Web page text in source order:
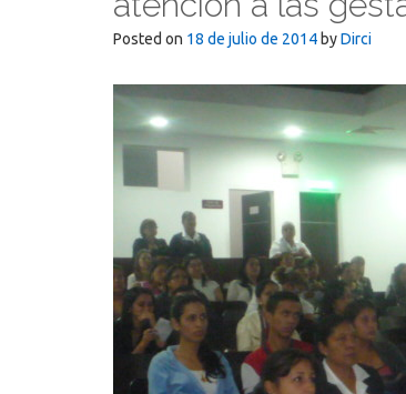
Posted on 18 de julio de 2014 byDirci